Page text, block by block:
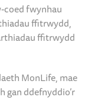
coed fwynhau
ffitrwydd,
ffitrwydd
MonLife, mae
gan ddefnyddio’r